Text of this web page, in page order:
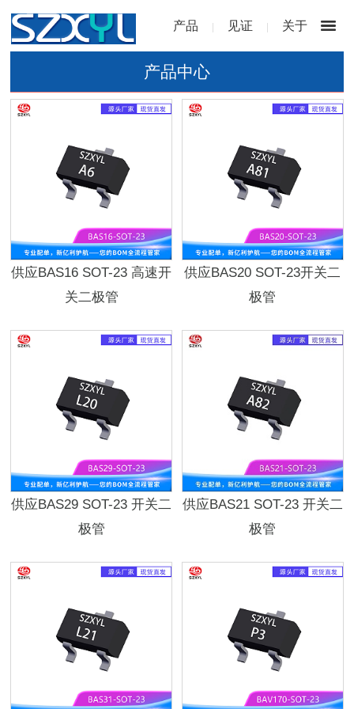
产品 | 见证 | 关于
产品中心
供应BAS16 SOT-23 高速开
关二极管
供应BAS20 SOT-23开关二
极管
供应BAS29 SOT-23 开关二
极管
供应BAS21 SOT-23 开关二
极管